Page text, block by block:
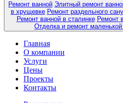
Ремонт ванной Элитный ремонт
в хрущевке Ремонт раздельного
Ремонт ванной в сталинке Ремонт
Отделка и ремонт
Главная
О компании
Услуги
Цены
Проекты
Контакты